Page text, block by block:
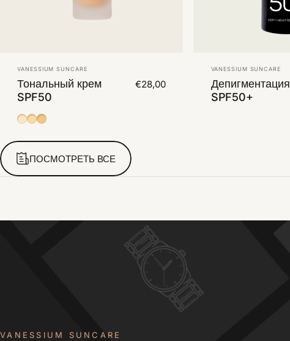
Vendor:
VANESSIUM SUNCARE
Тональный крем
SPF50
€28,00
010203
Vendor:
VANESSIUM SUNCARE
Депигментация
SPF50+
ПОСМОТРЕТЬ ВСЕ
VANESSIUM SUNCARE